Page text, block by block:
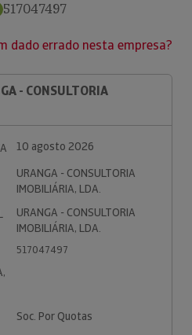
517047497
dado errado nesta empresa?
- CONSULTORIA
10 agosto 2026
URANGA - CONSULTORIA
IMOBILIÁRIA, LDA.
URANGA - CONSULTORIA
IMOBILIÁRIA, LDA.
517047497
Soc. Por Quotas